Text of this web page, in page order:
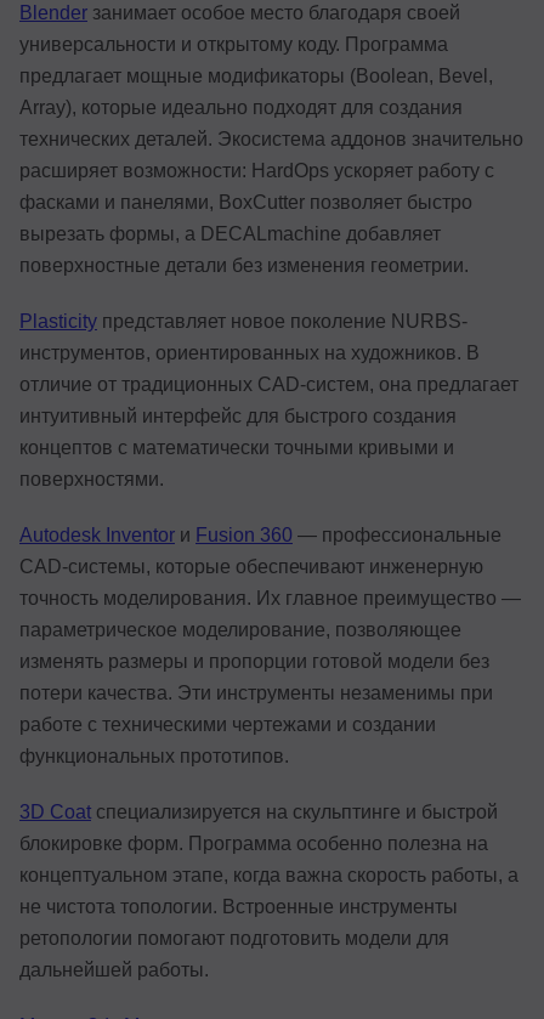
Blender занимает особое место благодаря своей
универсальности и открытому коду. Программа
предлагает мощные модификаторы (Boolean, Bevel,
Array), которые идеально подходят для создания
технических деталей. Экосистема аддонов значительно
расширяет возможности: HardOps ускоряет работу с
фасками и панелями, BoxCutter позволяет быстро
вырезать формы, а DECALmachine добавляет
поверхностные детали без изменения геометрии.
Plasticity представляет новое поколение NURBS-
инструментов, ориентированных на художников. В
отличие от традиционных CAD-систем, она предлагает
интуитивный интерфейс для быстрого создания
концептов с математически точными кривыми и
поверхностями.
Autodesk Inventor и Fusion 360 — профессиональные
CAD-системы, которые обеспечивают инженерную
точность моделирования. Их главное преимущество —
параметрическое моделирование, позволяющее
изменять размеры и пропорции готовой модели без
потери качества. Эти инструменты незаменимы при
работе с техническими чертежами и создании
функциональных прототипов.
3D Coat специализируется на скульптинге и быстрой
блокировке форм. Программа особенно полезна на
концептуальном этапе, когда важна скорость работы, а
не чистота топологии. Встроенные инструменты
ретопологии помогают подготовить модели для
дальнейшей работы.